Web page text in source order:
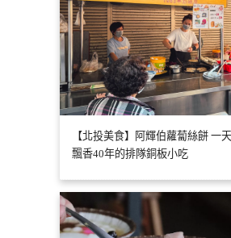
【北投美食】阿輝伯蘿蔔絲餅 一
飄香40年的排隊銅板小吃